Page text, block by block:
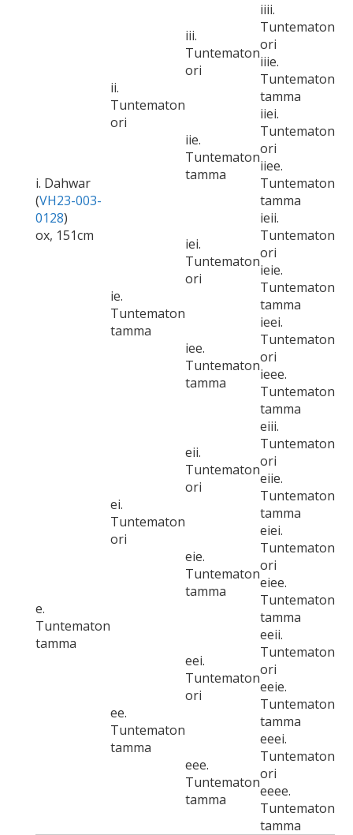
i. Dahwar
(VH23-003-
0128)
ox, 151cm
ii.
Tuntematon
ori
iii.
Tuntematon
ori
iiii.
Tuntematon
ori
iiie.
Tuntematon
tamma
iie.
Tuntematon
tamma
iiei.
Tuntematon
ori
iiee.
Tuntematon
tamma
ie.
Tuntematon
tamma
iei.
Tuntematon
ori
ieii.
Tuntematon
ori
ieie.
Tuntematon
tamma
iee.
Tuntematon
tamma
ieei.
Tuntematon
ori
ieee.
Tuntematon
tamma
e.
Tuntematon
tamma
ei.
Tuntematon
ori
eii.
Tuntematon
ori
eiii.
Tuntematon
ori
eiie.
Tuntematon
tamma
eie.
Tuntematon
tamma
eiei.
Tuntematon
ori
eiee.
Tuntematon
tamma
ee.
Tuntematon
tamma
eei.
Tuntematon
ori
eeii.
Tuntematon
ori
eeie.
Tuntematon
tamma
eee.
Tuntematon
tamma
eeei.
Tuntematon
ori
eeee.
Tuntematon
tamma